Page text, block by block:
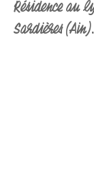
Résidence au
Sardières (Ain).